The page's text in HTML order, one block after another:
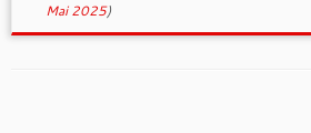
Mai 2025)